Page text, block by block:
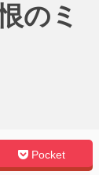
のミ
Pocket